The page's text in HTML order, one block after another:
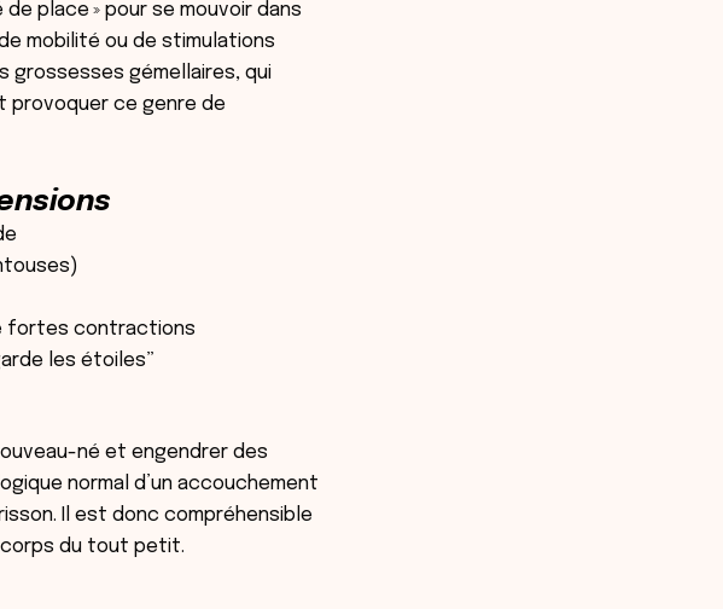
place » pour se mouvoir dans
mobilité ou de stimulations
grossesses gémellaires, qui
provoquer ce genre de
fortes contractions
les étoiles”
né et engendrer des
normal d’un accouchement
Il est donc compréhensible
du tout petit.